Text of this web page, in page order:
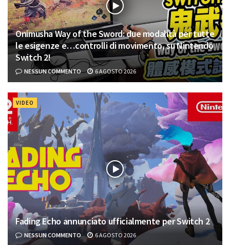
Onimusha Way of the Sword: due modalità per tutte
le esigenze e…controlli di movimento, su Nintendo
Switch 2!
NESSUN COMMENTO 6 AGOSTO 2026
VIDEO
Fading Echo annunciato ufficialmente per Switch 2
NESSUN COMMENTO 6 AGOSTO 2026